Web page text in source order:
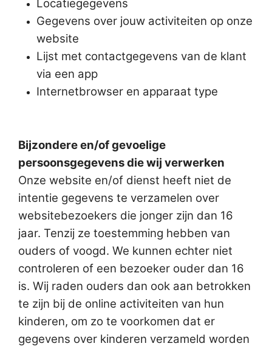
Locatiegegevens
Gegevens over jouw activiteiten op onze
website
Lijst met contactgegevens van de klant
via een app
Internetbrowser en apparaat type
Bijzondere en/of gevoelige
persoonsgegevens die wij verwerken
Onze website en/of dienst heeft niet de
intentie gegevens te verzamelen over
websitebezoekers die jonger zijn dan 16
jaar. Tenzij ze toestemming hebben van
ouders of voogd. We kunnen echter niet
controleren of een bezoeker ouder dan 16
is. Wij raden ouders dan ook aan betrokken
te zijn bij de online activiteiten van hun
kinderen, om zo te voorkomen dat er
gegevens over kinderen verzameld worden